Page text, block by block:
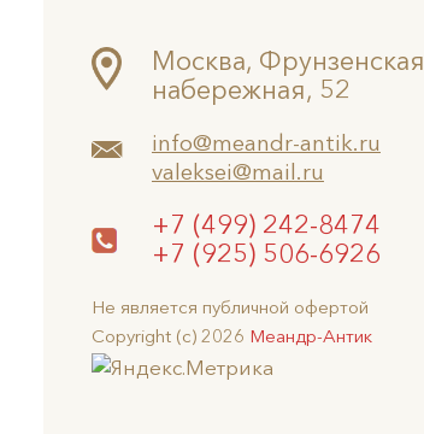
Москва, Фрунзенская
набережная, 52
info@meandr-antik.ru
valeksei@mail.ru
+7 (499) 242-8474
+7 (925) 506-6926
Не является публичной офертой
Copyright (c) 2026 Меандр-Антик